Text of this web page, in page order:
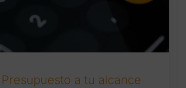
Presupuesto a tu alcance